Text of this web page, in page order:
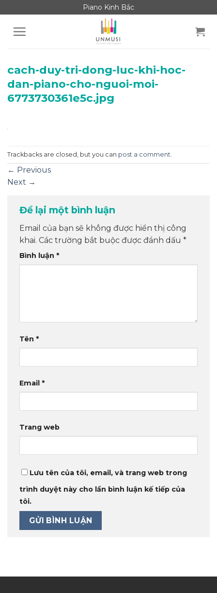
to
content
Piano Kinh Bắc
cach-duy-tri-dong-luc-khi-hoc-
dan-piano-cho-nguoi-moi-
6773730361e5c.jpg
Trackbacks are closed, but you can post a comment
← Previous
Next →
Để lại một bình luận
Email của bạn sẽ không được hiển thị công
khai. Các trường bắt buộc được đánh dấu *
Bình luận *
Tên *
Email *
Trang web
Lưu tên của tôi, email, và trang web trong
trình duyệt này cho lần bình luận kế tiếp của
tôi.